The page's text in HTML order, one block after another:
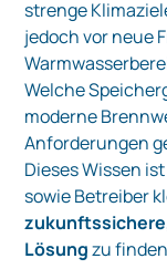
strenge
jedoch vor neue
Welche
moderne
Anforderungen
Dieses Wissen
sowie Betreiber
Lösungzu